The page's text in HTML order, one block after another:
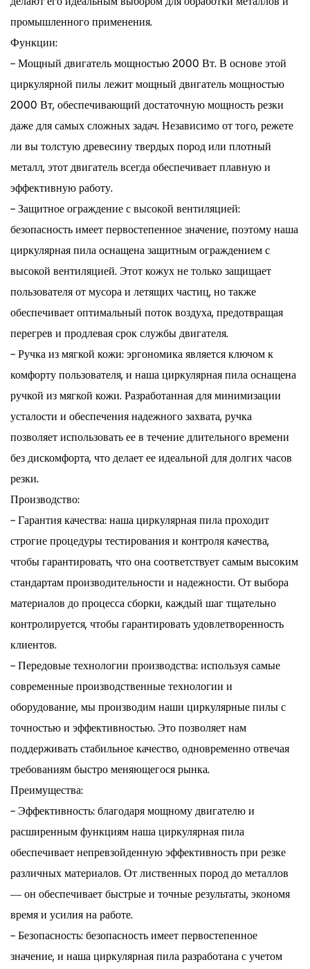
промышленного применения.
Функции:
- Мощный двигатель мощностью 2000 Вт. В основе этой
циркулярной пилы лежит мощный двигатель мощностью
2000 Вт, обеспечивающий достаточную мощность резки
даже для самых сложных задач. Независимо от того, режете
ли вы толстую древесину твердых пород или плотный
металл, этот двигатель всегда обеспечивает плавную и
эффективную работу.
- Защитное ограждение с высокой вентиляцией:
безопасность имеет первостепенное значение, поэтому наша
циркулярная пила оснащена защитным ограждением с
высокой вентиляцией. Этот кожух не только защищает
пользователя от мусора и летящих частиц, но также
обеспечивает оптимальный поток воздуха, предотвращая
перегрев и продлевая срок службы двигателя.
- Ручка из мягкой кожи: эргономика является ключом к
комфорту пользователя, и наша циркулярная пила оснащена
ручкой из мягкой кожи. Разработанная для минимизации
усталости и обеспечения надежного захвата, ручка
позволяет использовать ее в течение длительного времени
без дискомфорта, что делает ее идеальной для долгих часов
резки.
Производство:
- Гарантия качества: наша циркулярная пила проходит
строгие процедуры тестирования и контроля качества,
чтобы гарантировать, что она соответствует самым высоким
стандартам производительности и надежности. От выбора
материалов до процесса сборки, каждый шаг тщательно
контролируется, чтобы гарантировать удовлетворенность
клиентов.
- Передовые технологии производства: используя самые
современные производственные технологии и
оборудование, мы производим наши циркулярные пилы с
точностью и эффективностью. Это позволяет нам
поддерживать стабильное качество, одновременно отвечая
требованиям быстро меняющегося рынка.
Преимущества:
- Эффективность: благодаря мощному двигателю и
расширенным функциям наша циркулярная пила
обеспечивает непревзойденную эффективность при резке
различных материалов. От лиственных пород до металлов
— он обеспечивает быстрые и точные результаты, экономя
время и усилия на работе.
- Безопасность: безопасность имеет первостепенное
значение, и наша циркулярная пила разработана с учетом